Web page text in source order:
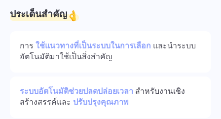
Italiano
Kiswahili
ประเด็นสำคัญ
การใช้แนวทางที่เป็นระบบในการเลือก และนำระบบ
อัตโนมัติมาใช้เป็นสิ่งสำคัญ
ระบบอัตโนมัติช่วยปลดปล่อยเวลา สำหรับงานเชิง
สร้างสรรค์และ ปรับปรุงคุณภาพ
จัดการงานบนกระดานคัมบัง กรองงาน และปรับขนาด
กระดานของคุณ
การจัดการโครงการ
จัดการข้อมูลโครงการ (สถานะ/แท็ก) และกิจกรรมของทีมใน